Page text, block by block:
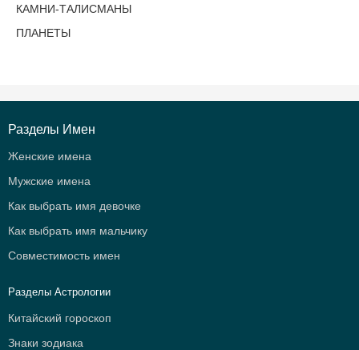
КАМНИ-ТАЛИСМАНЫ
ПЛАНЕТЫ
Разделы Имен
Женские имена
Мужские имена
Как выбрать имя девочке
Как выбрать имя мальчику
Совместимость имен
Разделы Астрологии
Китайский гороскоп
Знаки зодиака